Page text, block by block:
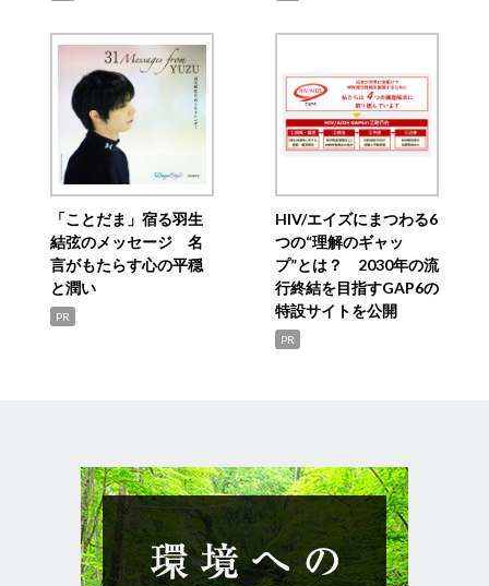
「ことだま」宿る羽生
結弦のメッセージ 名
言がもたらす心の平穏
と潤い
PR
HIV/エイズにまつわる6
つの“理解のギャッ
プ”とは？ 2030年の流
行終結を目指すGAP6の
特設サイトを公開
PR